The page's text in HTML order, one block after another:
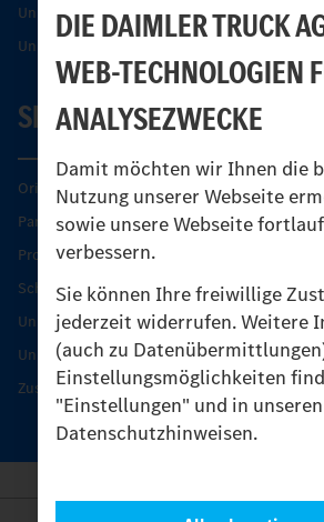
DIE DAIMLER TRUCK
WEB-TECHNOLOGIEN
ANALYSEZWECKE
Damit möchten wir Ihnen die
Nutzung unserer Webseite
sowie unsere Webseite
verbessern.
Sie können Ihre freiwillige
jederzeit widerrufen. Weitere
(auch zu
Einstellungsmöglichkeiten
"Einstellungen" und in unseren
Datenschutzhinweisen.
Unimog Partner-Portal
Unimog Sicherheit
SERVICE
Original-Teile
Partner finden
Produkt-Highlights
Schutz und Werterhalt
Unimog Serviceangebot
Unimog Servicetage
Zusatzleistungen